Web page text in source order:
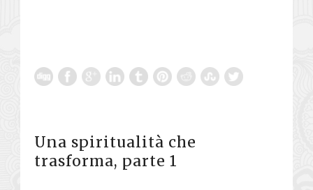
Una spiritualità che
trasforma, parte 1